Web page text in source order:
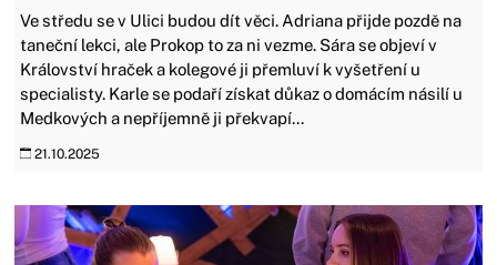
Ve středu se v Ulici budou dít věci. Adriana přijde pozdě na
taneční lekci, ale Prokop to za ni vezme. Sára se objeví v
Království hraček a kolegové ji přemluví k vyšetření u
specialisty. Karle se podaří získat důkaz o domácím násilí u
Medkových a nepříjemně ji překvapí...
21.10.2025